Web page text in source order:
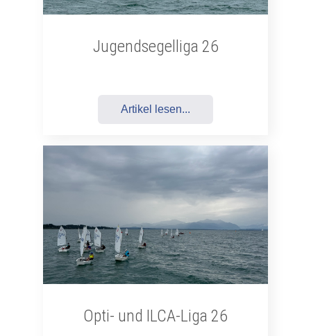
Jugendsegelliga 26
Artikel lesen...
Opti- und ILCA-Liga 26